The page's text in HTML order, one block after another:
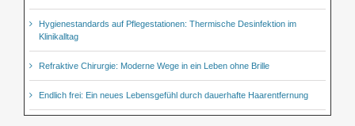
Hygienestandards auf Pflegestationen: Thermische Desinfektion im
Klinikalltag
Refraktive Chirurgie: Moderne Wege in ein Leben ohne Brille
Endlich frei: Ein neues Lebensgefühl durch dauerhafte Haarentfernung